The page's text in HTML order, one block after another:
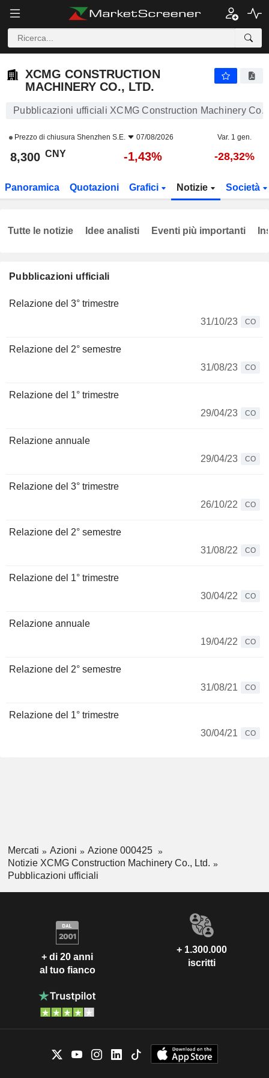
XCMG CONSTRUCTION
MACHINERY CO., LTD.
Pubblicazioni ufficiali XCMG Construction Machinery Co.,
Prezzo di chiusura Shenzhen S.E. 07/08/2026 Var. 1 gen.
8,300 CNY -1,43% -28,32%
Panoramica Quotazioni Grafici Notizie Società
Pubblicazioni ufficiali
Relazione del 3° trimestre
31/10/23
CO
Relazione del 2° semestre
31/08/23
CO
Relazione del 1° trimestre
29/04/23
CO
Relazione annuale
29/04/23
CO
Relazione del 3° trimestre
26/10/22
CO
Relazione del 2° semestre
31/08/22
CO
Relazione del 1° trimestre
30/04/22
CO
Relazione annuale
19/04/22
CO
Relazione del 2° semestre
31/08/21
CO
Relazione del 1° trimestre
30/04/21
CO
Tutte le notizie Idee analisti Eventi più importanti
Mercati Azioni
Azione 000425
Notizie XCMG Construction Machinery Co., Ltd.
Pubblicazioni ufficiali
+ di 20 anni
al tuo fianco
+ 1.300.000
iscritti